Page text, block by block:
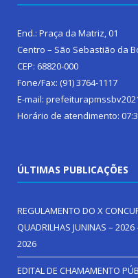
End.: Praça da Matriz, 01
Centro – São Sebastião da
CEP: 68820-000
Fone/Fax: (91) 3764-1117
E-mail:
Horário de atendimento:
ÚLTIMAS PUBLICAÇÕES
REGULAMENTO DO X
QUADRILHAS JUNINAS – 2026
2026
EDITAL DE CHAMAMENTO